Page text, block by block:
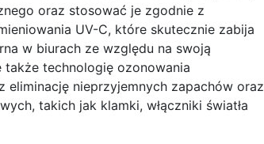
oraz stosować je zgodnie z
UV-C, które skutecznie zabija
w biurach ze względu na swoją
technologię ozonowania
nieprzyjemnych zapachów oraz
takich jak klamki, włączniki światła